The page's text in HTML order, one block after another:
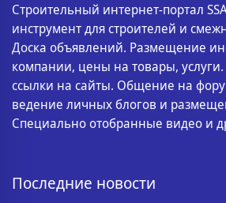
Строительный интернет-портал
инструмент для строителей и
Доска объявлений. Размещение
компании, цены на товары, услуги.
ссылки на сайты. Общение на
ведение личных блогов и
Специально отобранные видео и
Последние новости